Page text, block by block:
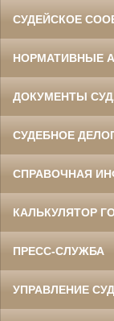
СУДЕЙСКОЕ
НОРМАТИВНЫЕ
ДОКУМЕНТЫ
СУДЕБНОЕ
СПРАВОЧНАЯ
КАЛЬКУЛЯТОР
ПРЕСС-СЛУЖБА
УПРАВЛЕНИЕ